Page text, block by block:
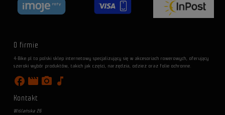
O firmie
4-Bike.pl to polski sklep internetowy specjalizujący się w akcesoriach rowerowych, oferujący
szeroki wybór produktów, takich jak części, narzędzia, odzież oraz folie ochronne.
facebook movie photo_camera music_note
Kontakt
Wiślańska 26